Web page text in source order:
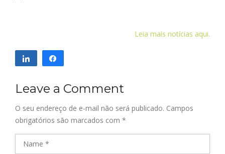
Leia mais notícias aqui.
Compartilhar
Leave a Comment
O seu endereço de e-mail não será publicado. Campos
obrigatórios são marcados com *